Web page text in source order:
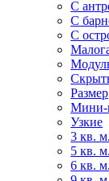
С
С
С
Размер
Мини-
Узкие
3 кв. м.
5 кв. м.
6 кв. м.